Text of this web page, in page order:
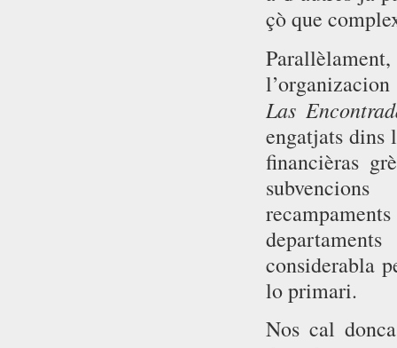
çò que
Las
engatjats dins
financièras
considerabla
lo primari.
Nos cal